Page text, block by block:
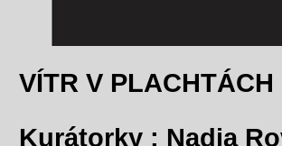
VÍTR V PLACHTÁCH
Kurátorky : Nadia